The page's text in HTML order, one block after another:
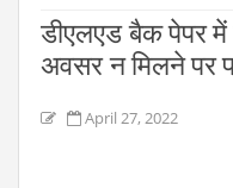
डीएलएड बैक पेपर में
अवसर न मिलने पर
April 27, 2022